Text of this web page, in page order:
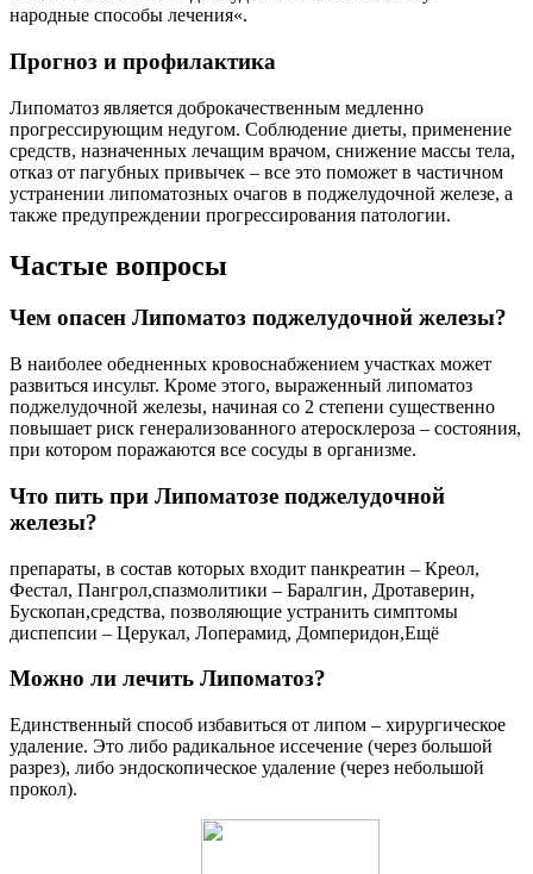
народные способы лечения«.
Прогноз и профилактика
Липоматоз является доброкачественным медленно
прогрессирующим недугом. Соблюдение диеты, применение
средств, назначенных лечащим врачом, снижение массы тела,
отказ от пагубных привычек – все это поможет в частичном
устранении липоматозных очагов в поджелудочной железе, а
также предупреждении прогрессирования патологии.
Частые вопросы
Чем опасен Липоматоз поджелудочной железы?
В наиболее обедненных кровоснабжением участках может
развиться инсульт. Кроме этого, выраженный липоматоз
поджелудочной железы, начиная со 2 степени существенно
повышает риск генерализованного атеросклероза – состояния,
при котором поражаются все сосуды в организме.
Что пить при Липоматозе поджелудочной
железы?
препараты, в состав которых входит панкреатин – Креол,
Фестал, Пангрол,спазмолитики – Баралгин, Дротаверин,
Бускопан,средства, позволяющие устранить симптомы
диспепсии – Церукал, Лоперамид, Домперидон,Ещё
Можно ли лечить Липоматоз?
Единственный способ избавиться от липом – хирургическое
удаление. Это либо радикальное иссечение (через большой
разрез), либо эндоскопическое удаление (через небольшой
прокол).